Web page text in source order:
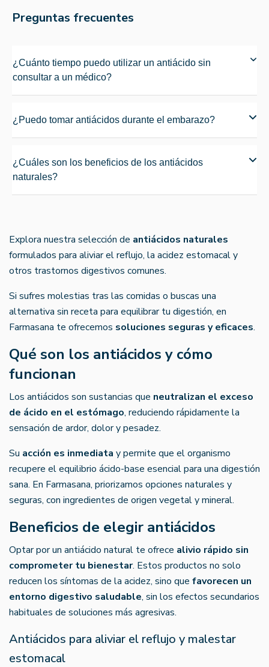
Preguntas frecuentes
¿Cuánto tiempo puedo utilizar un antiácido sin
consultar a un médico?
¿Puedo tomar antiácidos durante el embarazo?
¿Cuáles son los beneficios de los antiácidos
naturales?
Explora nuestra selección de antiácidos naturales
formulados para aliviar el reflujo, la acidez estomacal y
otros trastornos digestivos comunes.
Si sufres molestias tras las comidas o buscas una
alternativa sin receta para equilibrar tu digestión, en
Farmasana te ofrecemos soluciones seguras y eficaces.
Qué son los antiácidos y cómo
funcionan
Los antiácidos son sustancias que neutralizan el exceso
de ácido en el estómago, reduciendo rápidamente la
sensación de ardor, dolor y pesadez.
Su acción es inmediata y permite que el organismo
recupere el equilibrio ácido-base esencial para una digestión
sana. En Farmasana, priorizamos opciones naturales y
seguras, con ingredientes de origen vegetal y mineral.
Beneficios de elegir antiácidos
Optar por un antiácido natural te ofrece alivio rápido sin
comprometer tu bienestar. Estos productos no solo
reducen los síntomas de la acidez, sino que favorecen un
entorno digestivo saludable, sin los efectos secundarios
habituales de soluciones más agresivas.
Antiácidos para aliviar el reflujo y malestar
estomacal